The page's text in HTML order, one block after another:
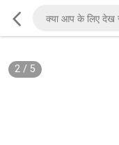
2/ 5